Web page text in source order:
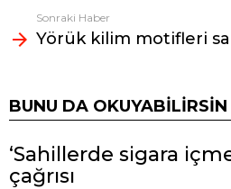
Sonraki Haber
Yörük kilim motifleri
BUNU DA OKUYABILIRSIN
‘Sahillerde sigara
çağrısı